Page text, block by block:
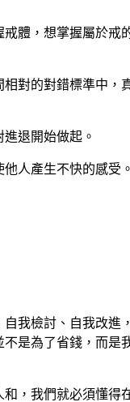
體，想掌握屬於戒
對的對錯標準中，
退開始做起。
人產生不快的感受
我檢討、自我改進
是為了省錢，而是
，我們就必須懂得